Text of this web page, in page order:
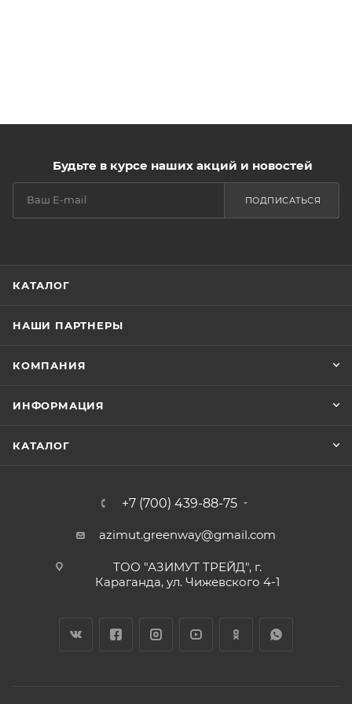
Будьте в курсе наших акций и новостей
ПОДПИСАТЬСЯ
КАТАЛОГ
НАШИ ПАРТНЕРЫ
КОМПАНИЯ
ИНФОРМАЦИЯ
КАТАЛОГ
+7 (700) 439-88-75
azimut.greenway@gmail.com
ТОО "АЗИМУТ ТРЕЙД", г.
Караганда, ул. Чижевского 4-1